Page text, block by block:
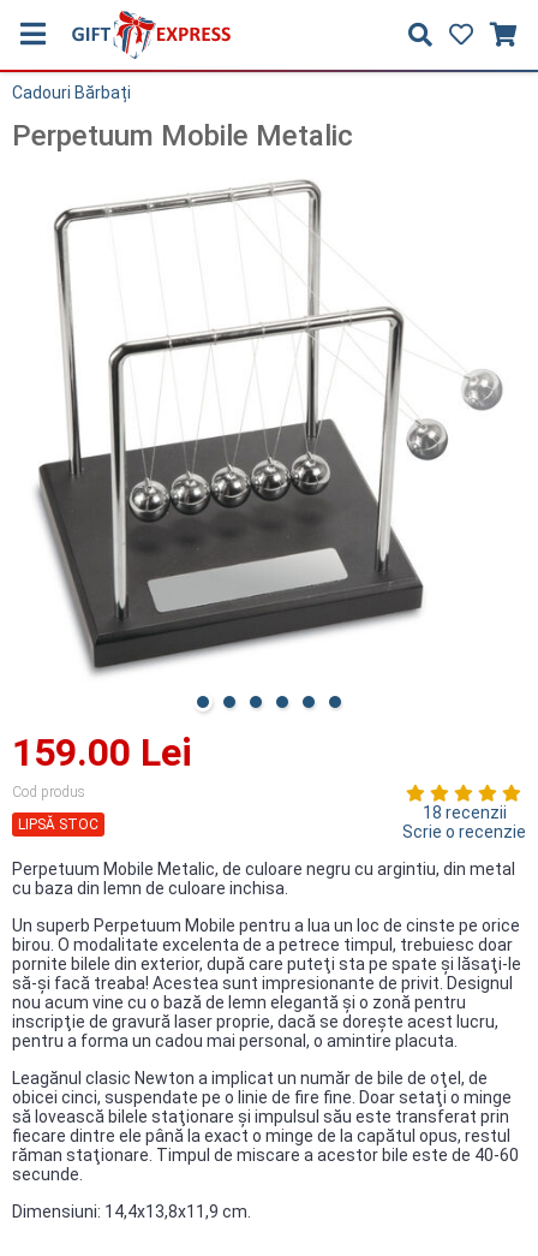
Cadouri Bărbați
Perpetuum Mobile Metalic
159.00 Lei
Cod produs
LIPSĂ STOC
18 recenzii
Scrie o recenzie
Perpetuum Mobile Metalic, de culoare negru cu argintiu, din metal
cu baza din lemn de culoare inchisa.
Un superb Perpetuum Mobile pentru a lua un loc de cinste pe orice
birou. O modalitate excelenta de a petrece timpul, trebuiesc doar
pornite bilele din exterior, după care puteţi sta pe spate şi lăsaţi-le
să-şi facă treaba! Acestea sunt impresionante de privit. Designul
nou acum vine cu o bază de lemn elegantă şi o zonă pentru
inscripţie de gravură laser proprie, dacă se doreşte acest lucru,
pentru a forma un cadou mai personal, o amintire placuta.
Leagănul clasic Newton a implicat un număr de bile de oţel, de
obicei cinci, suspendate pe o linie de fire fine. Doar setaţi o minge
să lovească bilele staţionare şi impulsul său este transferat prin
fiecare dintre ele până la exact o minge de la capătul opus, restul
răman staţionare. Timpul de miscare a acestor bile este de 40-60
secunde.
Dimensiuni: 14,4x13,8x11,9 cm.